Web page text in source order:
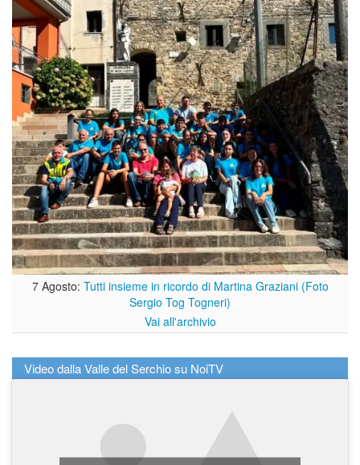
7 Agosto: Tutti insieme in ricordo di Martina Graziani (Foto
Sergio Tog Togneri)
Vai all'archivio
Video dalla Valle del Serchio su NoiTV